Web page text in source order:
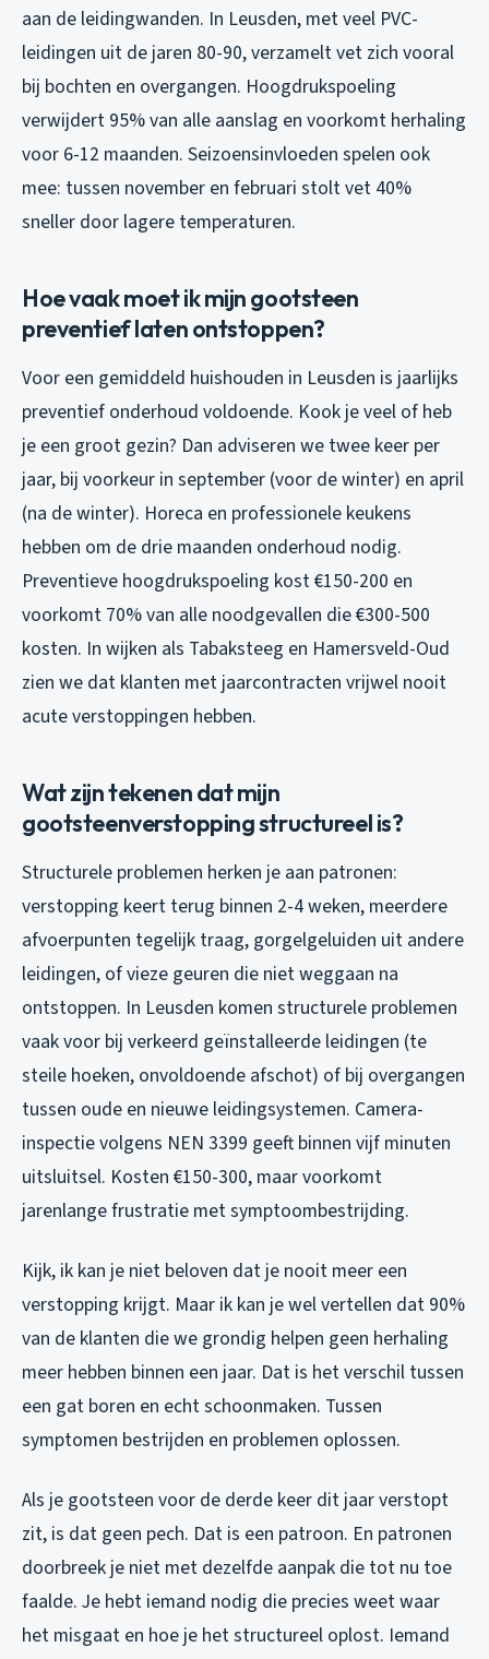
aan de leidingwanden. In Leusden, met veel PVC-
leidingen uit de jaren 80-90, verzamelt vet zich vooral
bij bochten en overgangen. Hoogdrukspoeling
verwijdert 95% van alle aanslag en voorkomt herhaling
voor 6-12 maanden. Seizoensinvloeden spelen ook
mee: tussen november en februari stolt vet 40%
sneller door lagere temperaturen.
Hoe vaak moet ik mijn gootsteen
preventief laten ontstoppen?
Voor een gemiddeld huishouden in Leusden is jaarlijks
preventief onderhoud voldoende. Kook je veel of heb
je een groot gezin? Dan adviseren we twee keer per
jaar, bij voorkeur in september (voor de winter) en april
(na de winter). Horeca en professionele keukens
hebben om de drie maanden onderhoud nodig.
Preventieve hoogdrukspoeling kost €150-200 en
voorkomt 70% van alle noodgevallen die €300-500
kosten. In wijken als Tabaksteeg en Hamersveld-Oud
zien we dat klanten met jaarcontracten vrijwel nooit
acute verstoppingen hebben.
Wat zijn tekenen dat mijn
gootsteenverstopping structureel is?
Structurele problemen herken je aan patronen:
verstopping keert terug binnen 2-4 weken, meerdere
afvoerpunten tegelijk traag, gorgelgeluiden uit andere
leidingen, of vieze geuren die niet weggaan na
ontstoppen. In Leusden komen structurele problemen
vaak voor bij verkeerd geïnstalleerde leidingen (te
steile hoeken, onvoldoende afschot) of bij overgangen
tussen oude en nieuwe leidingsystemen. Camera-
inspectie volgens NEN 3399 geeft binnen vijf minuten
uitsluitsel. Kosten €150-300, maar voorkomt
jarenlange frustratie met symptoombestrijding.
Kijk, ik kan je niet beloven dat je nooit meer een
verstopping krijgt. Maar ik kan je wel vertellen dat 90%
van de klanten die we grondig helpen geen herhaling
meer hebben binnen een jaar. Dat is het verschil tussen
een gat boren en echt schoonmaken. Tussen
symptomen bestrijden en problemen oplossen.
Als je gootsteen voor de derde keer dit jaar verstopt
zit, is dat geen pech. Dat is een patroon. En patronen
doorbreek je niet met dezelfde aanpak die tot nu toe
faalde. Je hebt iemand nodig die precies weet waar
het misgaat en hoe je het structureel oplost. Iemand